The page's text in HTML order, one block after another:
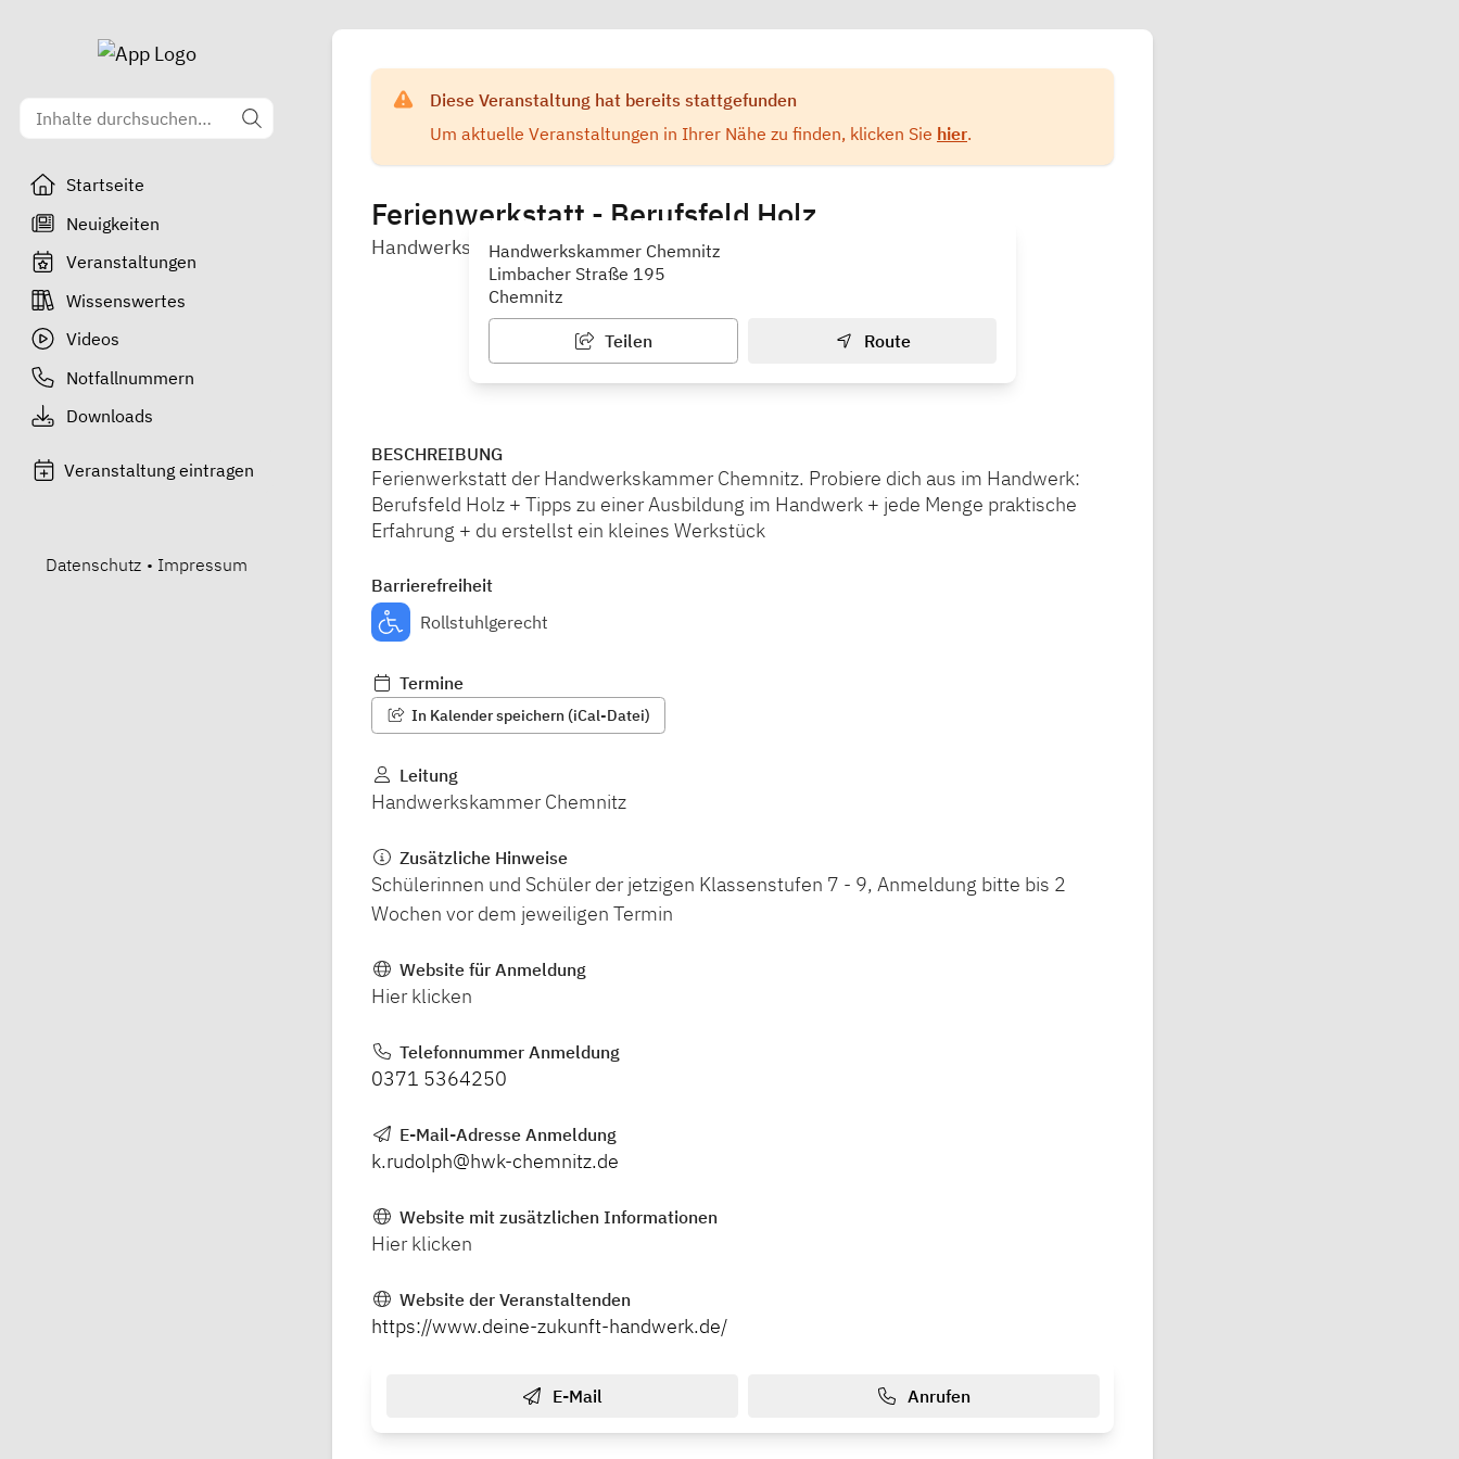
Startseite
Neuigkeiten
Veranstaltungen
Wissenswertes
Videos
Notfallnummern
Downloads
Veranstaltung eintragen
Datenschutz • Impressum
Diese Veranstaltung hat bereits stattgefunden
Um aktuelle Veranstaltungen in Ihrer Nähe zu finden, klicken Sie hier.
Ferienwerkstatt - Berufsfeld Holz
Handwerkskammer Chemnitz
Handwerkskammer Chemnitz
Limbacher Straße 195
Chemnitz
Teilen Route
BESCHREIBUNG
Ferienwerkstatt der Handwerkskammer Chemnitz. Probiere dich aus im Handwerk:
Berufsfeld Holz + Tipps zu einer Ausbildung im Handwerk + jede Menge praktische
Erfahrung + du erstellst ein kleines Werkstück
Barrierefreiheit
Rollstuhlgerecht
Termine
In Kalender speichern (iCal-Datei)
Leitung
Handwerkskammer Chemnitz
Zusätzliche Hinweise
Schülerinnen und Schüler der jetzigen Klassenstufen 7 - 9, Anmeldung bitte bis 2
Wochen vor dem jeweiligen Termin
Website für Anmeldung
Hier klicken
Telefonnummer Anmeldung
0371 5364250
E-Mail-Adresse Anmeldung
k.rudolph@hwk-chemnitz.de
Website mit zusätzlichen Informationen
Hier klicken
Website der Veranstaltenden
https://www.deine-zukunft-handwerk.de/
E-Mail Anrufen